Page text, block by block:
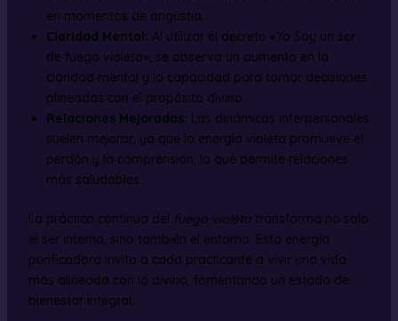
en momentos de angustia.
Claridad Mental: Al utilizar el decreto «Yo Soy un ser
de fuego violeta», se observa un aumento en la
claridad mental y la capacidad para tomar decisiones
alineadas con el propósito divino.
Relaciones Mejoradas: Las dinámicas interpersonales
suelen mejorar, ya que la energía violeta promueve el
perdón y la comprensión, lo que permite relaciones
más saludables.
La práctica continua del fuego violetatransforma no solo
el ser interno, sino también el entorno. Esta energía
purificadora invita a cada practicante a vivir una vida
más alineada con lo divino, fomentando un estado de
bienestar integral.